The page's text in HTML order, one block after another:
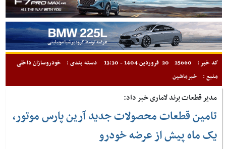
کد خبر : 25660 20 فروردین 1404 - 13:30 دسته بندی :
خودروسازان داخلی
منبع :
خبرماشین
مدیر قطعات برند لاماری خبر داد:
تامین قطعات محصولات جدید آرین پارس موتور،
یک ماه پیش از عرضه خودرو